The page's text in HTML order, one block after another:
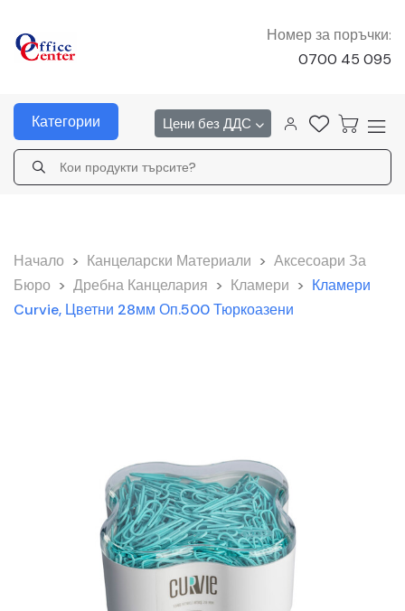
Номер за поръчки:
0700 45 095
Категории Цени без ДДС
Начало > Канцеларски Материали > Аксесоари За
Бюро > Дребна Канцелария > Кламери > Кламери
Curvie, Цветни 28мм Оп.500 Тюркоазени